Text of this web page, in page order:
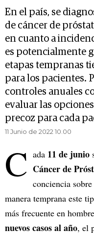
En el país, se
de cáncer de
en cuanto a
es potencialmente
etapas tempranas
para los pacientes.
controles anuales
evaluar las
precoz para cada
11 Junio de 2022 10.00
C ada 11 de junio
Cáncer de
conciencia
manera temprana este
más frecuente en
nuevos casos al año, el